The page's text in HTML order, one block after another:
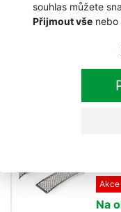
souhlas můžete
Přijmout vše
Na
7
Akce
Na